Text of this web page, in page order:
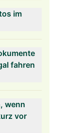
im
fahren
wenn
vor